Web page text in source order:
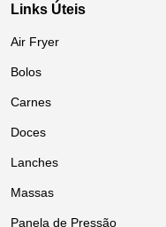
Links Úteis
Air Fryer
Bolos
Carnes
Doces
Lanches
Massas
Panela de Pressão